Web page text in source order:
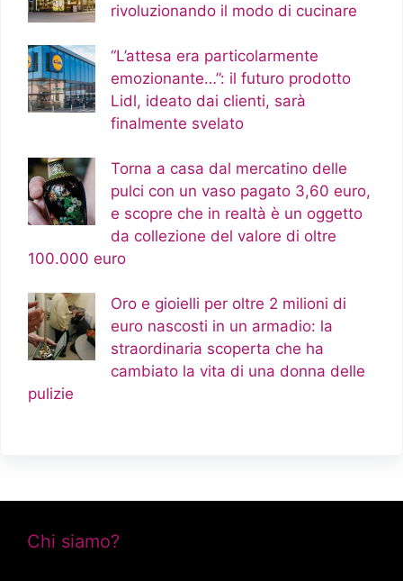
rivoluzionando il modo di cucinare
“L’attesa era particolarmente
emozionante…”: il futuro prodotto
Lidl, ideato dai clienti, sarà
finalmente svelato
Torna a casa dal mercatino delle
pulci con un vaso pagato 3,60 euro,
e scopre che in realtà è un oggetto
da collezione del valore di oltre
100.000 euro
Oro e gioielli per oltre 2 milioni di
euro nascosti in un armadio: la
straordinaria scoperta che ha
cambiato la vita di una donna delle
pulizie
Chi siamo?